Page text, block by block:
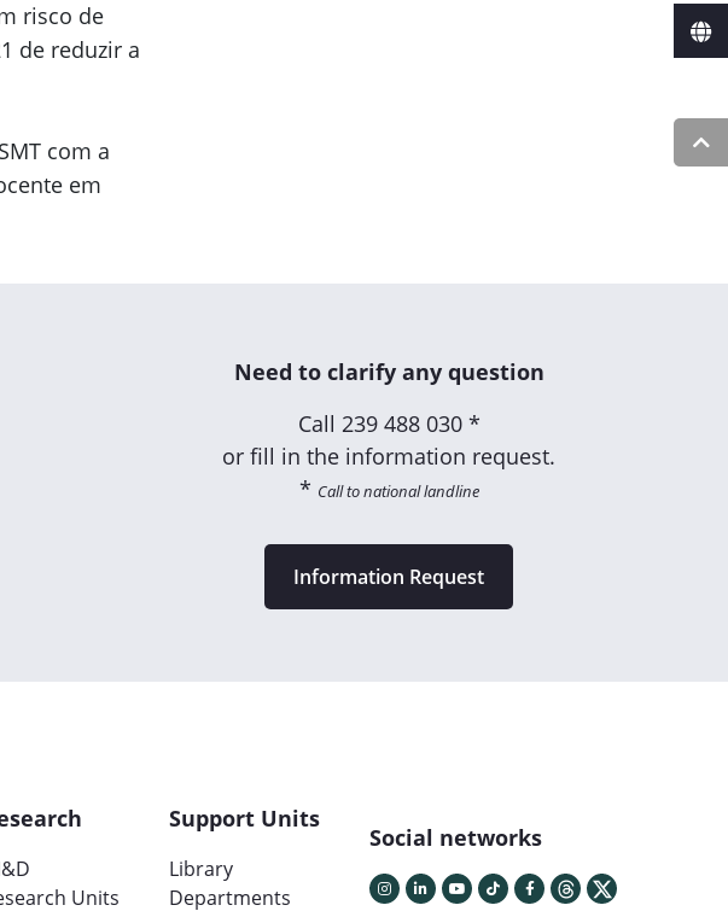
risco de
de reduzir a
com a
em
Need to clarify any question
Call 239 488 030 *
or fill in the information request.
* Call to national landline
Information Request
Units
Support Units
Library
Departments
Social networks